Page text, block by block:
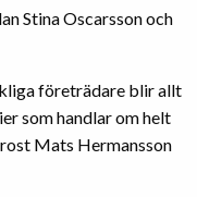
Stina Oscarsson och
företrädare blir allt
som handlar om helt
Mats Hermansson